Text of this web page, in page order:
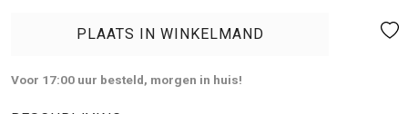
PLAATS IN WINKELMAND
Voor 17:00 uur besteld, morgen in huis!